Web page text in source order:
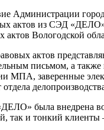
Администрации
актов из СЭД «ДЕЛО»
Вологодской
актов
письмом, а
МПА, заверенные
отдела
была внедрена
так и тонкий